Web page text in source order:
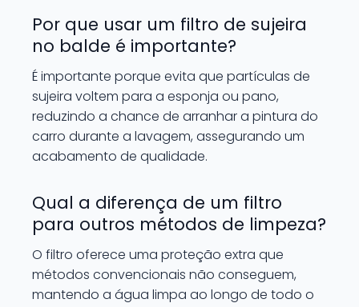
Por que usar um filtro de sujeira
no balde é importante?
É importante porque evita que partículas de
sujeira voltem para a esponja ou pano,
reduzindo a chance de arranhar a pintura do
carro durante a lavagem, assegurando um
acabamento de qualidade.
Qual a diferença de um filtro
para outros métodos de limpeza?
O filtro oferece uma proteção extra que
métodos convencionais não conseguem,
mantendo a água limpa ao longo de todo o